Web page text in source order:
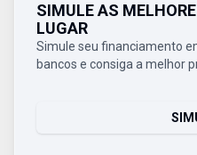
SIMULE AS
LUGAR
Simule seu financiamento
bancos e consiga a melhor